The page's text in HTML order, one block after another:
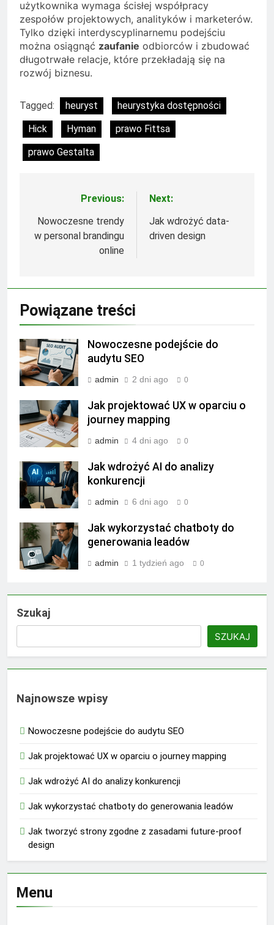
użytkownika wymaga ścisłej współpracy
zespołów projektowych, analityków i marketerów.
Tylko dzięki interdyscyplinarnemu podejściu
można osiągnąć zaufanie odbiorców i zbudować
długotrwałe relacje, które przekładają się na
rozwój biznesu.
Tagged: heuryst
heurystyka dostępności
Hick
Hyman
prawo Fittsa
prawo Gestalta
Nawigacja
wpisu
Previous:
Nowoczesne trendy
w personal brandingu
online
Next:
Jak wdrożyć data-
driven design
Powiązane treści
Nowoczesne podejście do
audytu SEO
admin 2 dni ago 0
Jak projektować UX w oparciu o
journey mapping
admin 4 dni ago 0
Jak wdrożyć AI do analizy
konkurencji
admin 6 dni ago 0
Jak wykorzystać chatboty do
generowania leadów
admin 1 tydzień ago 0
Szukaj
SZUKAJ
Najnowsze wpisy
Nowoczesne podejście do audytu SEO
Jak projektować UX w oparciu o journey mapping
Jak wdrożyć AI do analizy konkurencji
Jak wykorzystać chatboty do generowania leadów
Jak tworzyć strony zgodne z zasadami future-proof
design
Menu